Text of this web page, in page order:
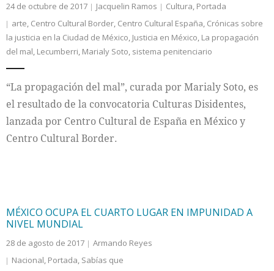
Nacional
Colaboradores
Cultura
24 de octubre de 2017 Jacquelin Ramos Cultura, Portada
arte, Centro Cultural Border, Centro Cultural España, Crónicas sobre
la justicia en la Ciudad de México, Justicia en México, La propagación
del mal, Lecumberri, Marialy Soto, sistema penitenciario
“La propagación del mal”, curada por Marialy Soto, es
el resultado de la convocatoria Culturas Disidentes,
lanzada por Centro Cultural de España en México y
Centro Cultural Border.
MÉXICO OCUPA EL CUARTO LUGAR EN IMPUNIDAD A
NIVEL MUNDIAL
28 de agosto de 2017
Armando Reyes
Nacional, Portada, Sabías que